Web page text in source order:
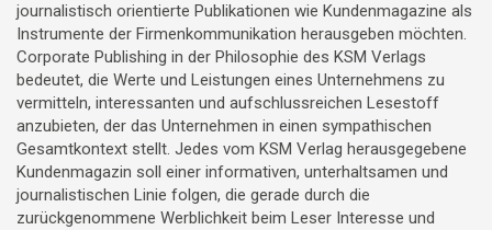
journalistisch orientierte Publikationen wie Kundenmagazine als
Instrumente der Firmenkommunikation herausgeben möchten.
Corporate Publishing in der Philosophie des KSM Verlags
bedeutet, die Werte und Leistungen eines Unternehmens zu
vermitteln, interessanten und aufschlussreichen Lesestoff
anzubieten, der das Unternehmen in einen sympathischen
Gesamtkontext stellt. Jedes vom KSM Verlag herausgegebene
Kundenmagazin soll einer informativen, unterhaltsamen und
journalistischen Linie folgen, die gerade durch die
zurückgenommene Werblichkeit beim Leser Interesse und